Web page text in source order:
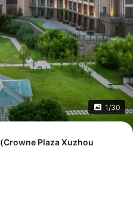
1/30
(Crowne Plaza Xuzhou